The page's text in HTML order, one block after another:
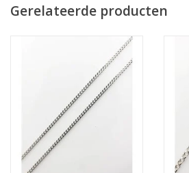
Gerelateerde producten
De
verzenddatum is